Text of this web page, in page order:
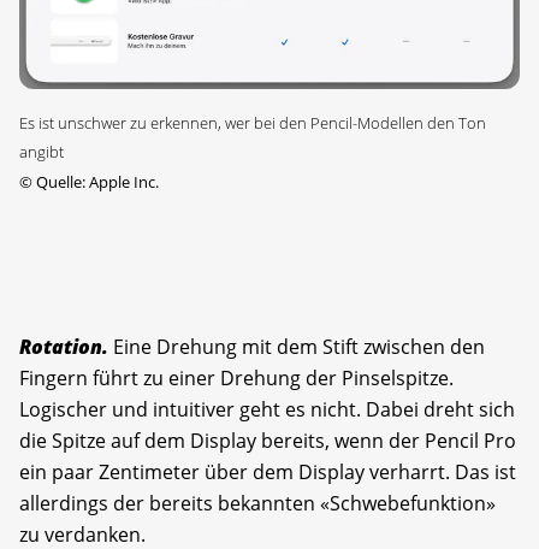
Es ist unschwer zu erkennen, wer bei den Pencil-Modellen den Ton
angibt
©Quelle: Apple Inc.
Rotation. Eine Drehung mit dem Stift zwischen den
Fingern führt zu einer Drehung der Pinselspitze.
Logischer und intuitiver geht es nicht. Dabei dreht sich
die Spitze auf dem Display bereits, wenn der Pencil Pro
ein paar Zentimeter über dem Display verharrt. Das ist
allerdings der bereits bekannten «Schwebefunktion»
zu verdanken.